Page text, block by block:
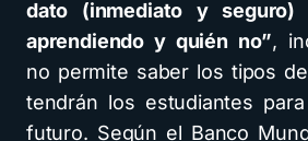
dato (inmediato y seguro)
aprendiendo y quién no”,
no permite saber los tipos
tendrán los estudiantes
futuro. Según el Banco